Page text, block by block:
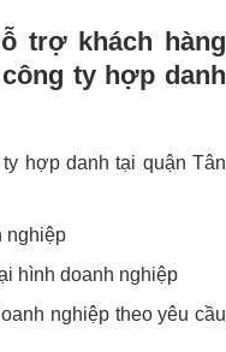
trợ khách hàng
ty hợp danh
hợp danh tại quận Tân
nghiệp
hình doanh nghiệp
nghiệp theo yêu cầu